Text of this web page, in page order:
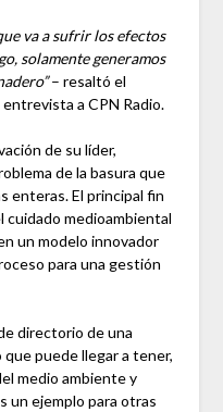
va a sufrir los efectos
solamente generamos
– resaltó el
a CPN Radio.
de su líder,
de la basura que
enteras. El principal fin
cuidado medioambiental
un modelo innovador
para una gestión
directorio de una
puede llegar a tener,
medio ambiente y
un ejemplo para otras